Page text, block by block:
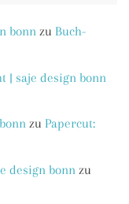
bonn zu Buch-
| saje design bonn
zu Papercut:
design bonn zu